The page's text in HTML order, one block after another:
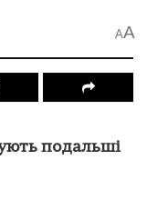
AA
подальші